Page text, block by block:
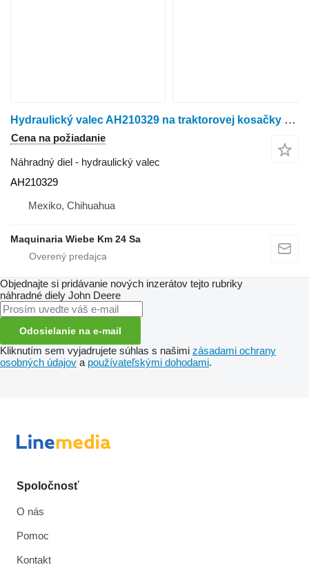
Hydraulický valec AH210329 na traktorovej kosačky John Deere 332
Cena na požiadanie
Náhradný diel - hydraulický valec
AH210329
Mexiko, Chihuahua
Maquinaria Wiebe Km 24 Sa
Objednajte si pridávanie nových inzerátov tejto rubriky
náhradné diely John Deere
Odosielanie na e-mail
Kliknutím sem vyjadrujete súhlas s našimi zásadami ochrany
osobných údajov a používateľskými dohodami.
Spoločnosť
O nás
Pomoc
Kontakt